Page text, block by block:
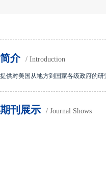
简介 / Introduction
提供对美国从地方到国家各级政府的
期刊展示 / Journal Shows